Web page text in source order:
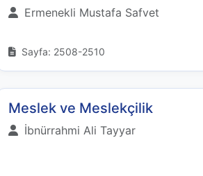
Ermenekli Mustafa Safvet
Sayfa: 2508-2510
Meslek ve Meslekçilik
İbnürrahmi Ali Tayyar